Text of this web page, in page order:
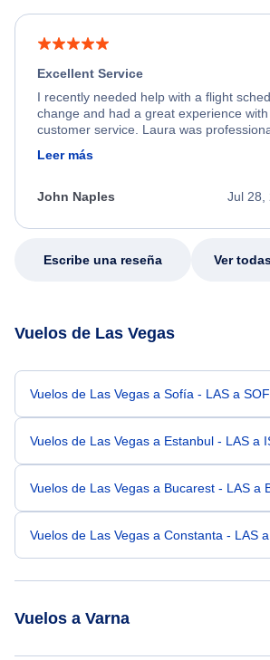
Excellent Service
I recently needed help with a flight
change and had a great experience with
customer service. Laura was
friendly, and very helpful throughout the
process. She quickly found a solution and
appreciate her excellent service.
Leer más
Jul 28,
John Naples
Escribe una reseña Ver
Vuelos de Las Vegas
Vuelos de Las Vegas a Sofía - LAS a SOF
Vuelos de Las Vegas a Estanbul - LAS a
Vuelos de Las Vegas a Bucarest - LAS a
Vuelos de Las Vegas a Constanta - LAS
Vuelos a Varna